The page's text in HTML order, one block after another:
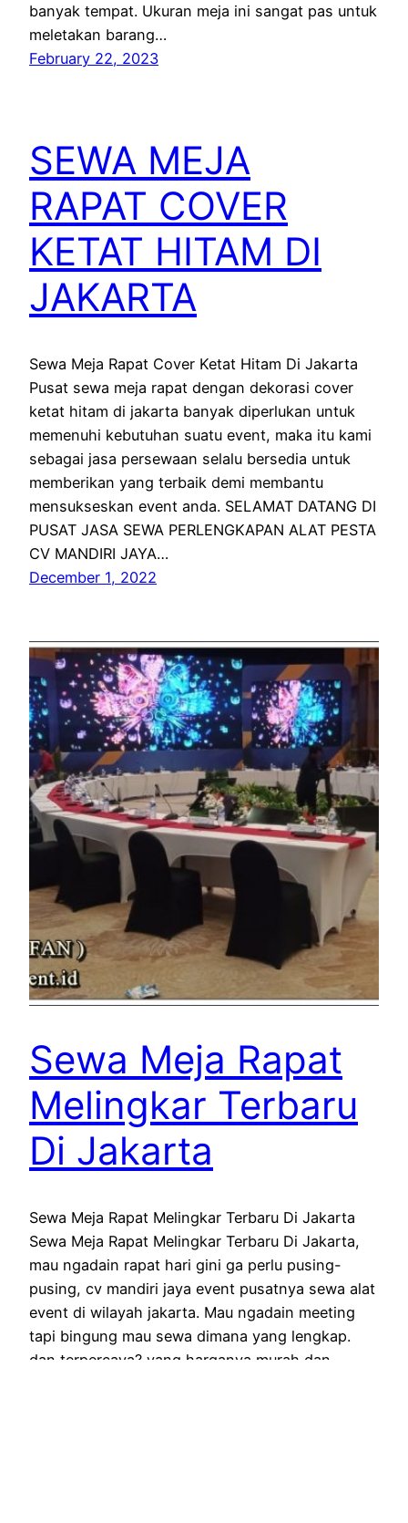
banyak tempat. Ukuran meja ini sangat pas untuk
meletakan barang…
February 22, 2023
SEWA MEJA
RAPAT COVER
KETAT HITAM DI
JAKARTA
Sewa Meja Rapat Cover Ketat Hitam Di Jakarta
Pusat sewa meja rapat dengan dekorasi cover
ketat hitam di jakarta banyak diperlukan untuk
memenuhi kebutuhan suatu event, maka itu kami
sebagai jasa persewaan selalu bersedia untuk
memberikan yang terbaik demi membantu
mensukseskan event anda. SELAMAT DATANG DI
PUSAT JASA SEWA PERLENGKAPAN ALAT PESTA
CV MANDIRI JAYA…
December 1, 2022
Sewa Meja Rapat
Melingkar Terbaru
Di Jakarta
Sewa Meja Rapat Melingkar Terbaru Di Jakarta
Sewa Meja Rapat Melingkar Terbaru Di Jakarta,
mau ngadain rapat hari gini ga perlu pusing-
pusing, cv mandiri jaya event pusatnya sewa alat
event di wilayah jakarta. Mau ngadain meeting
tapi bingung mau sewa dimana yang lengkap.
dan terpercaya? yang harganya murah dan